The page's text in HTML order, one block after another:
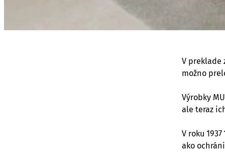
V
možno
Výrobky
ale teraz
V roku 1937
ako